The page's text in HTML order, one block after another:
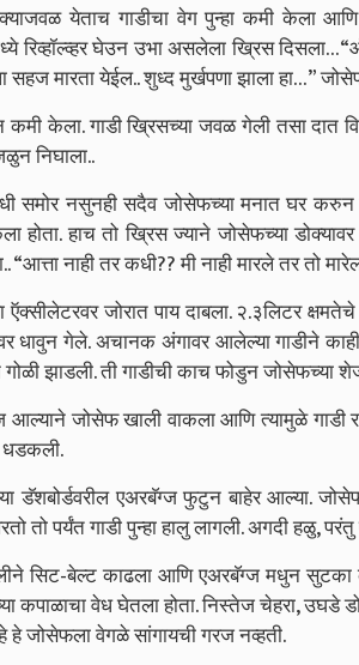
येताच गाडीचा वेग पुन्हा कमी केला आणि
रिव्हॉल्व्हर घेउन उभा असलेला ख्रिस दिसला…
मारता येईल.. शुध्द मुर्खपणा झाला हा…”
केला. गाडी ख्रिसच्या जवळ गेली तसा दात
निघाला..
समोर नसुनही सदैव जोसेफच्या मनात घर करुन
होता. हाच तो ख्रिस ज्याने जोसेफच्या
नाही तर कधी?? मी नाही मारले तर तो
जोरात पाय दाबला. २.३लिटर क्षमतेचे
धावुन गेले. अचानक अंगावर आलेल्या गाडीने
गोळी झाडली. ती गाडीची काच फोडुन जोसेफच्या
आल्याने जोसेफ खाली वाकला आणि त्यामुळे गाडी
धडकली.
डॅशबोर्डवरील एअरबॅग्ज फुटुन बाहेर आल्या.
तो पर्यंत गाडी पुन्हा हालु लागली. अगदी हळु,
सिट-बेल्ट काढला आणि एअरबॅग्ज मधुन सुटका
कपाळाचा वेध घेतला होता. निस्तेज चेहरा, उघडे
हे जोसेफला वेगळे सांगायची गरज नव्हती.